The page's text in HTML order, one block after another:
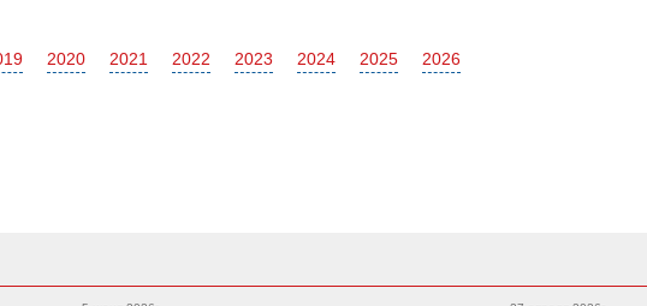
2020 2021 2022 2023 2024 2025 2026
Legacy